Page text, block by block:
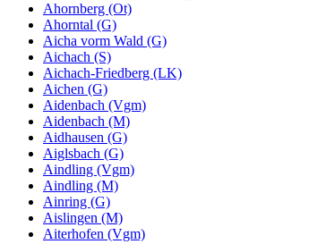
Ahornberg (Ot)
Ahorntal (G)
Aicha vorm Wald (G)
Aichach (S)
Aichach-Friedberg (LK)
Aichen (G)
Aidenbach (Vgm)
Aidenbach (M)
Aidhausen (G)
Aiglsbach (G)
Aindling (Vgm)
Aindling (M)
Ainring (G)
Aislingen (M)
Aiterhofen (Vgm)